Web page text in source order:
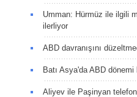
Umman: Hürmüz ile ilgili
ilerliyor
ABD davranışını
Batı Asya'da ABD dönemi
Aliyev ile Paşinyan